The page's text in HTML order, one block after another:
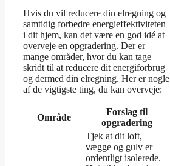
Hvis du vil reducere din elregning og
samtidig forbedre energieffektiviteten
i dit hjem, kan det være en god idé at
overveje en opgradering. Der er
mange områder, hvor du kan tage
skridt til at reducere dit energiforbrug
og dermed din elregning. Her er nogle
af de vigtigste ting, du kan overveje:
Område
Forslag til
opgradering
Tjek at dit loft,
vægge og gulv er
ordentligt isolerede.